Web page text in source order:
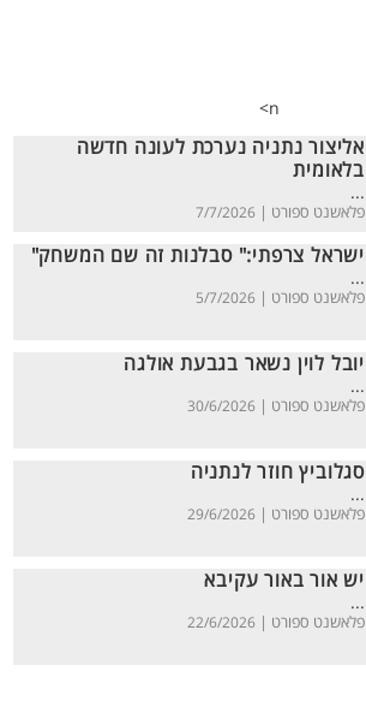
n>
אליצור נתניה נערכת לעונה חדשה
בלאומית
...
פלאשנט ספורט | 7/7/2026
ישראל צרפתי:" סבלנות זה שם המשחק"
...
פלאשנט ספורט | 5/7/2026
יובל לוין נשאר בגבעת אולגה
...
פלאשנט ספורט | 30/6/2026
סגלוביץ חוזר לנתניה
...
פלאשנט ספורט | 29/6/2026
יש אור באור עקיבא
...
פלאשנט ספורט | 22/6/2026